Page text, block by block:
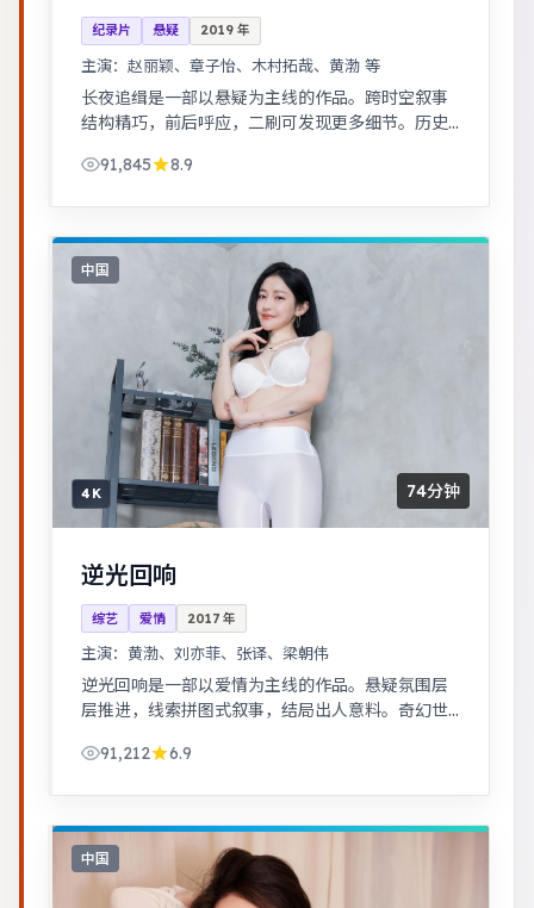
纪录片 悬疑 2019 年
主演： 赵丽颖、章子怡、木村拓哉、黄渤 等
长夜追缉是一部以悬疑为主线的作品。跨时空叙事
结构精巧，前后呼应，二刷可发现更多细节。历史
91,845
8.9
中国
4K 74分钟
逆光回响
综艺 爱情 2017 年
主演： 黄渤、刘亦菲、张译、梁朝伟
逆光回响是一部以爱情为主线的作品。悬疑氛围层
层推进，线索拼图式叙事，结局出人意料。奇幻世
91,212
6.9
中国